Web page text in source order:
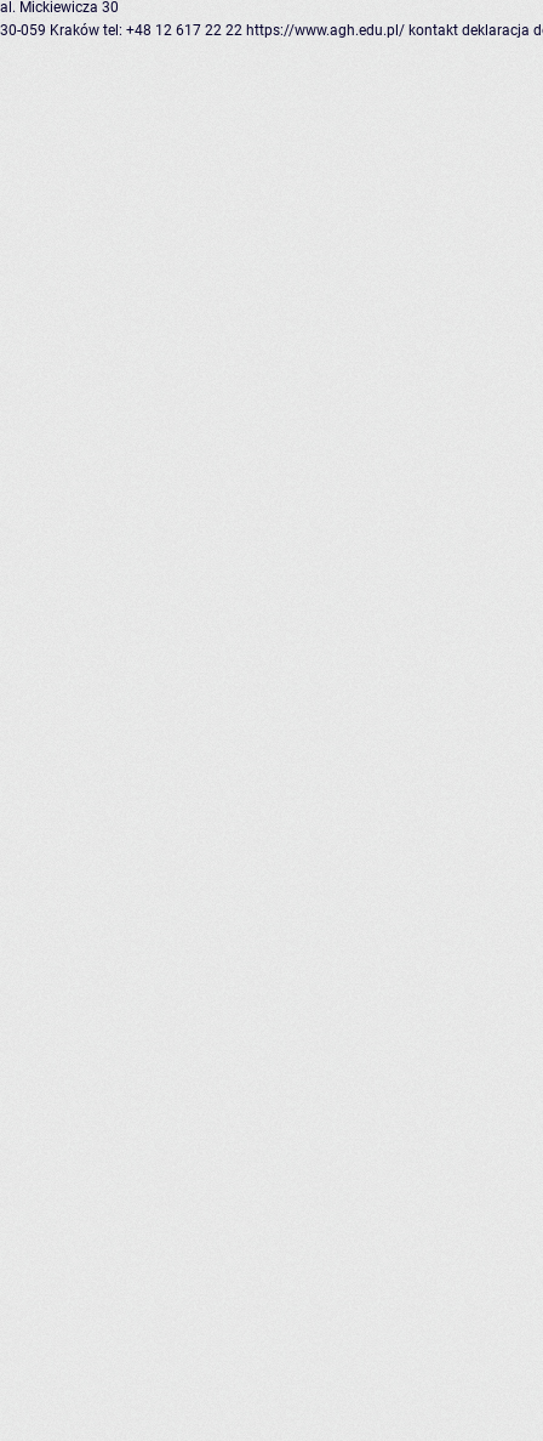
al. Mickiewicza 30
30-059 Kraków tel: +48 12 617 22 22 https://www.agh.edu.pl/ kontakt deklaracja